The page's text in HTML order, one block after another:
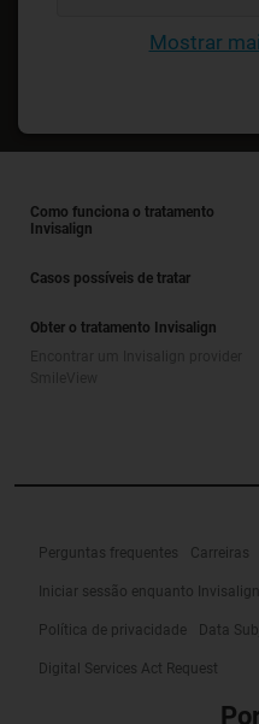
Mostrar
Como funciona o tratamento
Invisalign
Casos possíveis de tratar
Obter o tratamento Invisalign
Perguntas frequentes Carreiras
Iniciar sessão enquanto
Política de privacidade Data
Digital Services Act Request